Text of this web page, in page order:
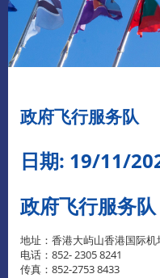
政府飞行服务队
日期: 19/11/
政府飞行服
地址：香港大屿山香港国际
电话：852- 2305 8241
传真：852-2753 8433